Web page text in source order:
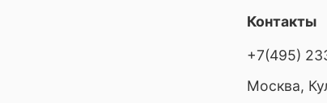
Контакты
+7(495)
Москва,